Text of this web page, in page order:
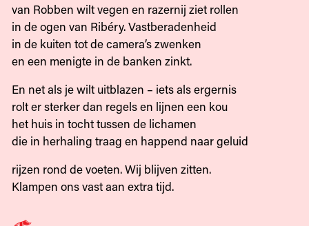
van Robben wilt vegen en razernij ziet rollen
in de ogen van Ribéry. Vastberadenheid
in de kuiten tot de camera’s zwenken
en een menigte in de banken zinkt.
En net als je wilt uitblazen – iets als ergernis
rolt er sterker dan regels en lijnen een kou
het huis in tocht tussen de lichamen
die in herhaling traag en happend naar geluid
rijzen rond de voeten. Wij blijven zitten.
Klampen ons vast aan extra tijd.